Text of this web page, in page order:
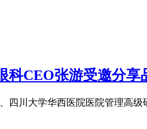
科CEO张游受邀分享
四川大学华西医院医院管理高